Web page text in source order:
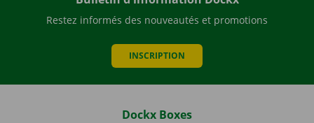
Restez informés des nouveautés et promotions
INSCRIPTION
Dockx Boxes